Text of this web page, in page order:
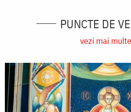
PUNCTE DE
vezi mai